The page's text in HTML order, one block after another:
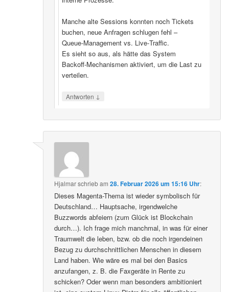
Manche alte Sessions konnten noch Tickets
buchen, neue Anfragen schlugen fehl –
Queue‑Management vs. Live‑Traffic.
Es sieht so aus, als hätte das System
Backoff‑Mechanismen aktiviert, um die Last zu
verteilen.
Antworten ↓
Hjalmarschriebam28. Februar 2026 um 15:16 Uhr:
Dieses Magenta-Thema ist wieder symbolisch für
Deutschland… Hauptsache, irgendwelche
Buzzwords abfeiern (zum Glück ist Blockchain
durch…). Ich frage mich manchmal, in was für einer
Traumwelt die leben, bzw. ob die noch irgendeinen
Bezug zu durchschnittlichen Menschen in diesem
Land haben. Wie wäre es mal bei den Basics
anzufangen, z. B. die Faxgeräte in Rente zu
schicken? Oder wenn man besonders ambitioniert